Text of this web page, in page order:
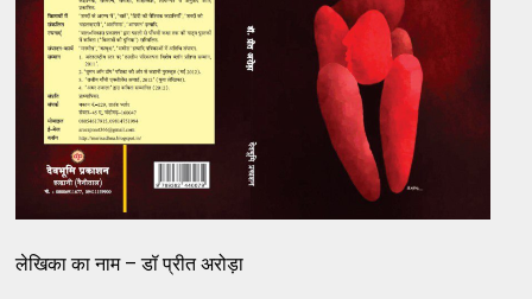
लेखिका का नाम – डॉ प्रीत अरोड़ा